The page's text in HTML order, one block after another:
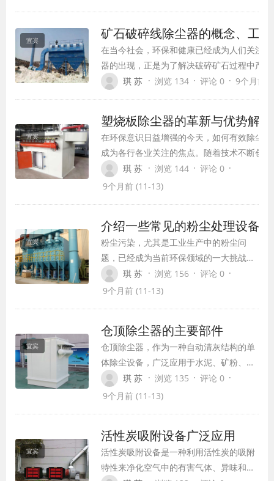
利器。
宜宾 矿石破碎线除尘器的概念、工
在当今社会，环保和健康已经成为人们关注
器的出现，正是为了解决破碎矿石过程中产
环境和工人的健康。本文将从矿石破碎线除
琪 苏 · 浏览 134 · 评论 0 · 9个月前
宜宾
塑烧板除尘器的革新与优势解析
在环保意识日益增强的今天，如何有效除尘已
成为各行各业关注的焦点。随着技术不断创
新，塑烧板除尘器作为新一代除尘设备，凭借
其高效、稳定的特点，正逐步取代传统布袋除
进行深入解析。
琪 苏 · 浏览 144 · 评论 0 ·
9个月前 (11-13)
宜宾
介绍一些常见的粉尘处理设备
粉尘污染，尤其是工业生产中的粉尘问
题，已经成为当前环保领域的一大挑战。
它不仅对工人的身体健康构成威胁，还会
导致严重的环境问题，如大气污染和水质
的粉尘处理设备，并探讨如何合理选用和
操作这些设备，以实现粉尘污染的有效治
理。
琪 苏 · 浏览 156 · 评论 0 ·
9个月前 (11-13)
宜宾
仓顶除尘器的主要部件
仓顶除尘器，作为一种自动清灰结构的单
体除尘设备，广泛应用于水泥、矿粉、采
矿、冶金、建材、机械、化工、粮食加工
等工矿企业。它的主要功能是过滤气体中
使用滤袋来分离粉尘和净气，从而保护环
境，提高空气质量。
琪 苏 · 浏览 135 · 评论 0 ·
9个月前 (11-13)
宜宾
活性炭吸附设备广泛应用
活性炭吸附设备是一种利用活性炭的吸附
特性来净化空气中的有害气体、异味和污